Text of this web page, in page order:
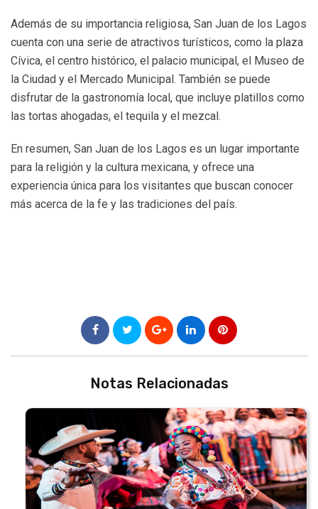
Además de su importancia religiosa, San Juan de los Lagos
cuenta con una serie de atractivos turísticos, como la plaza
Cívica, el centro histórico, el palacio municipal, el Museo de
la Ciudad y el Mercado Municipal. También se puede
disfrutar de la gastronomía local, que incluye platillos como
las tortas ahogadas, el tequila y el mezcal.
En resumen, San Juan de los Lagos es un lugar importante
para la religión y la cultura mexicana, y ofrece una
experiencia única para los visitantes que buscan conocer
más acerca de la fe y las tradiciones del país.
Notas Relacionadas